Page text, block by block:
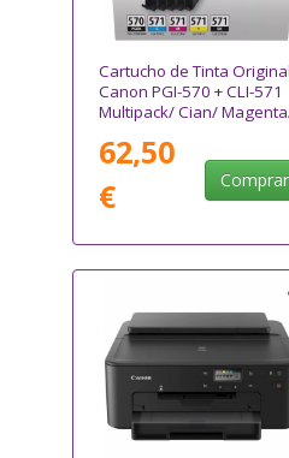
Cartucho de Tinta
Canon PGI-570 + CLI-571
Multipack/ Cian/
62,50
€
Comprar